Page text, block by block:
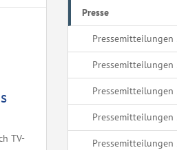
TV-
Presse
Pressemitteilungen
Pressemitteilungen
Pressemitteilungen
Pressemitteilungen
Pressemitteilungen